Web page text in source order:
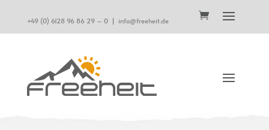
+49 (0) 6128 96 86 29 – 0 | info@freeheit.de